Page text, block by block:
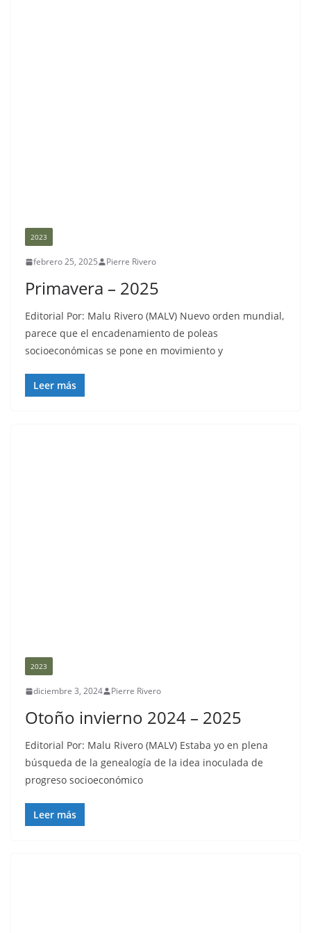
2023
febrero 25, 2025 Pierre Rivero
Primavera – 2025
Editorial Por: Malu Rivero (MALV) Nuevo orden mundial,
parece que el encadenamiento de poleas
socioeconómicas se pone en movimiento y
Leer más
2023
diciembre 3, 2024 Pierre Rivero
Otoño invierno 2024 – 2025
Editorial Por: Malu Rivero (MALV) Estaba yo en plena
búsqueda de la genealogía de la idea inoculada de
progreso socioeconómico
Leer más